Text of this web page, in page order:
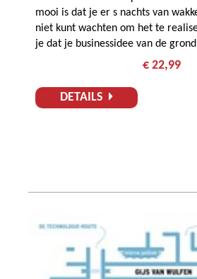
mooi is dat je er s nachts van
niet kunt wachten om het te
je dat je businessidee van de
€ 22,99
DETAILS